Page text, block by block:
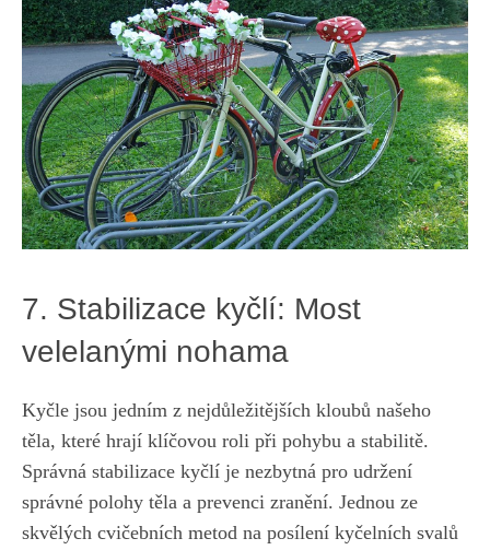
7. ‍Stabilizace kyčlí: Most
velelanými nohama
Kyčle ⁣jsou jedním ​z⁢ nejdůležitějších kloubů našeho
těla, které hrají klíčovou roli při ‍pohybu ⁢a stabilitě.
Správná stabilizace kyčlí je nezbytná ​pro udržení
správné ‌polohy těla ⁤a prevenci zranění. Jednou ze
skvělých cvičebních metod na​ posílení kyčelních⁣ svalů⁤